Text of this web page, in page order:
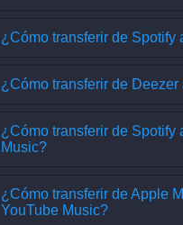
¿Cómo transferir de Spotify
¿Cómo transferir de Deezer
¿Cómo transferir de Spotify
Music?
¿Cómo transferir de Apple
YouTube Music?